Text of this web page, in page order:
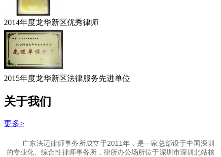
2014年度龙华新区优秀律师
2015年度龙华新区法律服务先进单位
关于我们
更多>
广东法迈律师事务所成立于2011年，是一家总部设于中国深圳
的专业化、综合性律师事务所，律所办公场所位于深圳市深圳北站核